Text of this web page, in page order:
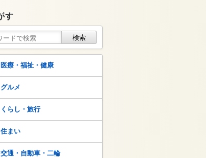
医療・福祉・健康
グルメ
くらし・旅行
住まい
交通・自動車・二輪